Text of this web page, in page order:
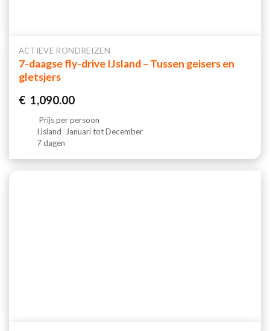
ACTIEVE RONDREIZEN
7-daagse fly-drive IJsland – Tussen geisers en
gletsjers
€ 1,090.00
Prijs per persoon
IJsland
Januari tot December
7 dagen